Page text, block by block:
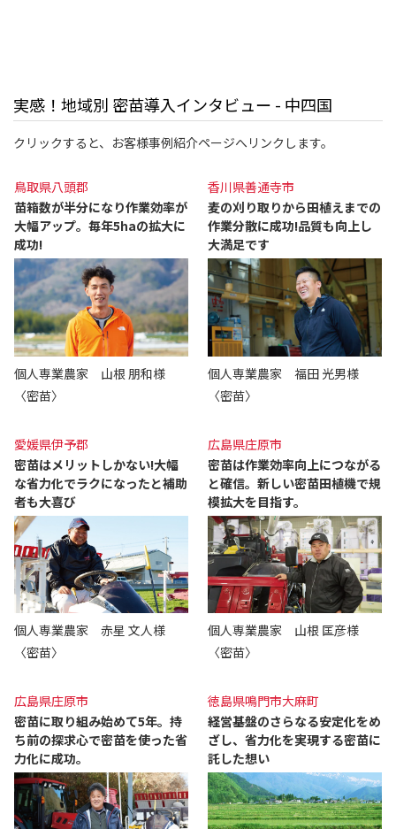
実感！地域別 密苗導入インタビュー - 中四国
クリックすると、お客様事例紹介ページへリンクします。
鳥取県八頭郡
苗箱数が半分になり作業効率が
大幅アップ。毎年5haの拡大に
成功!
個人専業農家 山根 朋和様
〈密苗〉
香川県善通寺市
麦の刈り取りから田植えまでの
作業分散に成功!品質も向上し
大満足です
個人専業農家 福田 光男様
〈密苗〉
愛媛県伊予郡
密苗はメリットしかない!大幅
な省力化でラクになったと補助
者も大喜び
個人専業農家 赤星 文人様
〈密苗〉
広島県庄原市
密苗は作業効率向上につながる
と確信。新しい密苗田植機で規
模拡大を目指す。
個人専業農家 山根 匡彦様
〈密苗〉
広島県庄原市
密苗に取り組み始めて5年。持
ち前の探求心で密苗を使った省
力化に成功。
徳島県鳴門市大麻町
経営基盤のさらなる安定化をめ
ざし、省力化を実現する密苗に
託した想い